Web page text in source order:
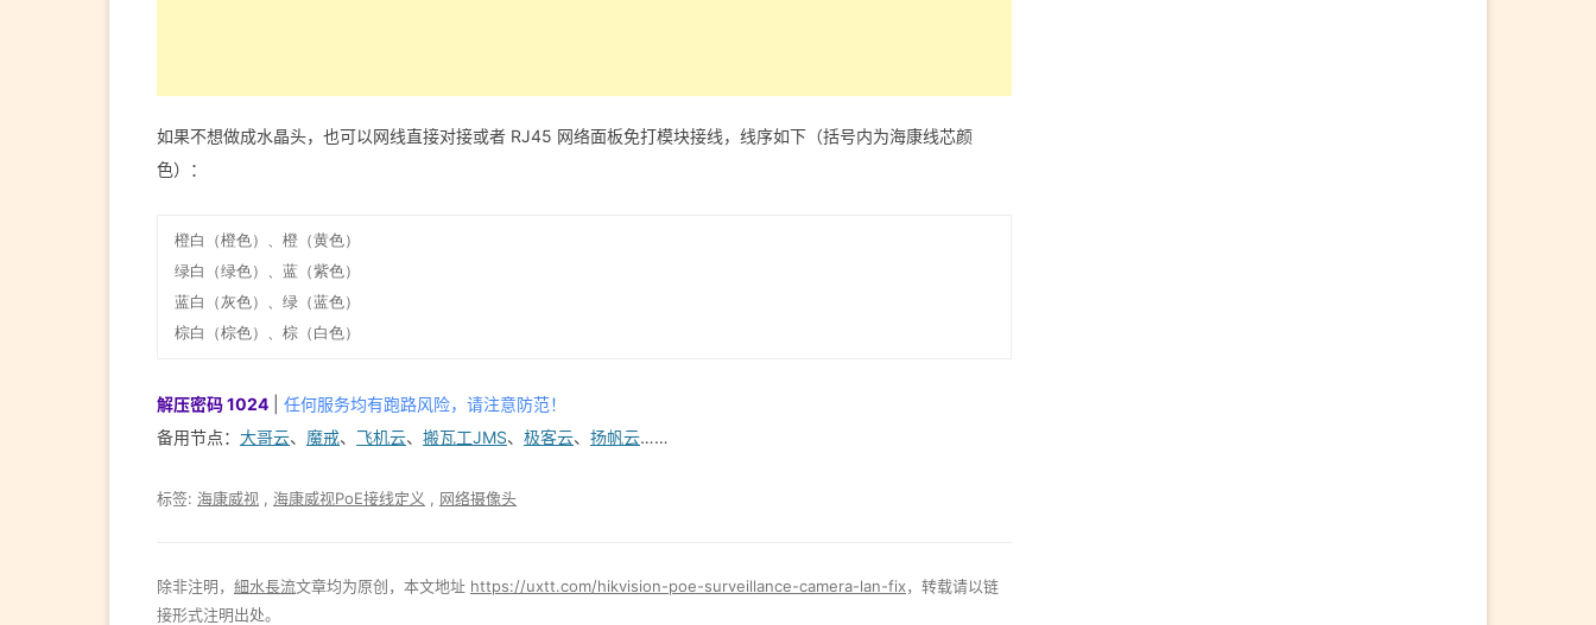
如果不想做成水晶头，也可以网线直接对接或者 RJ45 网络面板免打模块接线，线序如下（括号内为海康线芯颜
色）：
橙白（橙色）、橙（黄色）
绿白（绿色）、蓝（紫色）
蓝白（灰色）、绿（蓝色）
棕白（棕色）、棕（白色）
解压密码 1024
任何服务均有跑路风险，请注意防范！
备用节点： 大哥云、 魔戒、 飞机云、 搬瓦工JMS、 极客云、 扬帆云……
标签: 海康威视 海康威视PoE接线定义 网络摄像头
除非注明， 細水長流文章均为原创，本文地址 https://uxtt.com/hikvision-poe-surveillance-camera-lan-fix，转载请以链
接形式注明出处。